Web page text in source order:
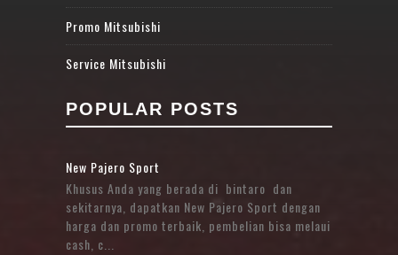
Promo Mitsubishi
Service Mitsubishi
POPULAR POSTS
New Pajero Sport
Khusus Anda yang berada di bintaro dan
sekitarnya, dapatkan New Pajero Sport dengan
harga dan promo terbaik, pembelian bisa melaui
cash, c...